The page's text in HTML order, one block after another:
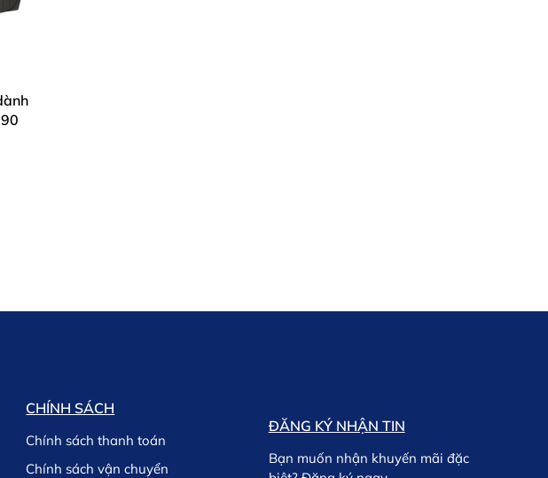
CHÍNH SÁCH
Chính sách thanh toán
Chính sách vận chuyển
ĐĂNG KÝ NHẬN TIN
Bạn muốn nhận khuyến mãi đặc